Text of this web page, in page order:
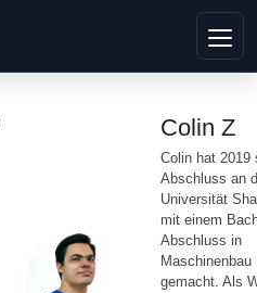
Colin Z
Colin hat 2019
Abschluss an
Universität
mit einem
Abschluss in
Maschinenbau
gemacht. Als